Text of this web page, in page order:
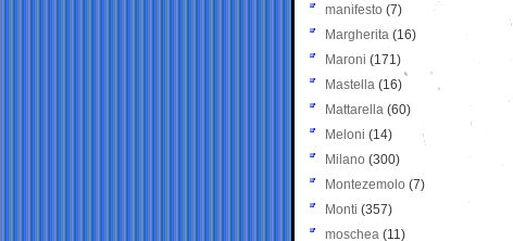
manifesto (7)
Margherita (16)
Maroni (171)
Mastella (16)
Mattarella (60)
Meloni (14)
Milano (300)
Montezemolo (7)
Monti (357)
moschea (11)